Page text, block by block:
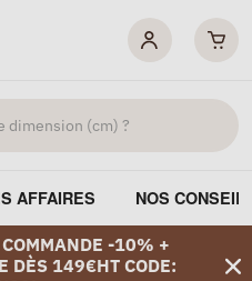
AFFAIRES NOS
-10% +
DÈS 149€HT CODE: